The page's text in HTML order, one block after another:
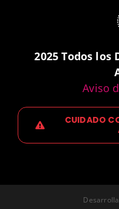
2025 Todos los
Aviso
CUIDADO